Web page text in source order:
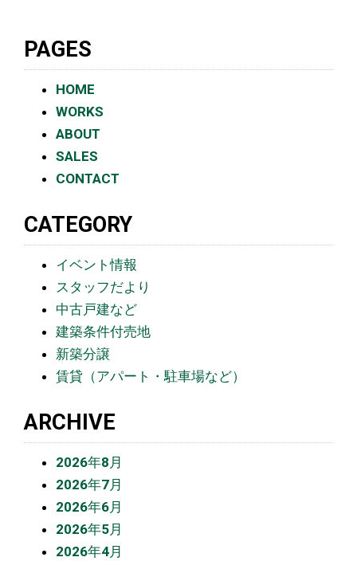
PAGES
HOME
WORKS
ABOUT
SALES
CONTACT
CATEGORY
イベント情報
スタッフだより
中古戸建など
建築条件付売地
新築分譲
賃貸（アパート・駐車場など）
ARCHIVE
2026年8月
2026年7月
2026年6月
2026年5月
2026年4月